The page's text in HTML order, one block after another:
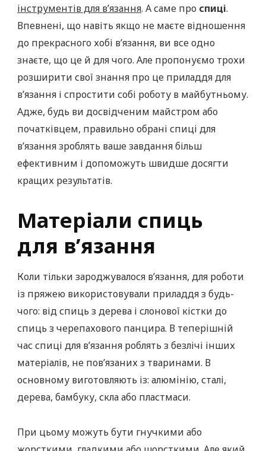
інструментів для в’язання. А саме про спиці.
Впевнені, що навіть якщо не маєте відношення
до прекрасного хобі в’язання, ви все одно
знаєте, що це й для чого. Але пропонуємо трохи
розширити свої знання про це приладдя для
в’язання і спростити собі роботу в майбутньому.
Адже, будь ви досвідченим майстром або
початківцем, правильно обрані спиці для
в’язання зроблять ваше завдання більш
ефективним і допоможуть швидше досягти
кращих результатів.
Матеріали спиць
для в’язання
Коли тільки зароджувалося в’язання, для роботи
із пряжею використовували приладдя з будь-
чого: від спиць з дерева і слонової кістки до
спиць з черепахового панцира. В теперішній
час спиці для в’язання роблять з безлічі інших
матеріалів, не пов’язаних з тваринами. В
основному виготовляють із: алюмінію, сталі,
дерева, бамбуку, скла або пластмаси.
При цьому можуть бути гнучкими або